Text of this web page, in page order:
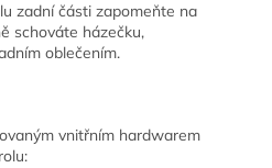
zadní části zapomeňte na
schováte házečku,
oblečením.
vnitřním hardwarem